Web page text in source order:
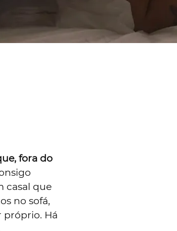
fora do
casal que
no sofá,
próprio. Há